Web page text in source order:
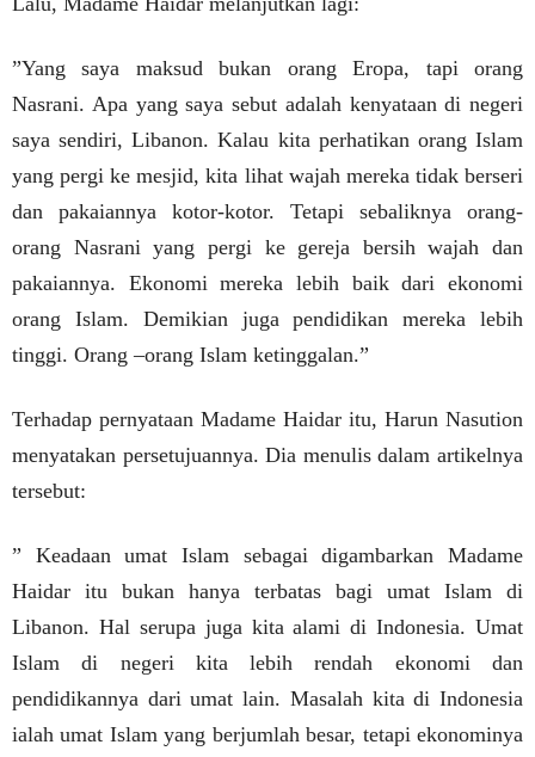
”Yang saya maksud bukan orang Eropa, tapi orang
Nasrani. Apa yang saya sebut adalah kenyataan di negeri
saya sendiri, Libanon. Kalau kita perhatikan orang Islam
yang pergi ke mesjid, kita lihat wajah mereka tidak berseri
dan pakaiannya kotor-kotor. Tetapi sebaliknya orang-
orang Nasrani yang pergi ke gereja bersih wajah dan
pakaiannya. Ekonomi mereka lebih baik dari ekonomi
orang Islam. Demikian juga pendidikan mereka lebih
tinggi. Orang –orang Islam ketinggalan.”
Terhadap pernyataan Madame Haidar itu, Harun Nasution
menyatakan persetujuannya. Dia menulis dalam artikelnya
tersebut:
” Keadaan umat Islam sebagai digambarkan Madame
Haidar itu bukan hanya terbatas bagi umat Islam di
Libanon. Hal serupa juga kita alami di Indonesia. Umat
Islam di negeri kita lebih rendah ekonomi dan
pendidikannya dari umat lain. Masalah kita di Indonesia
ialah umat Islam yang berjumlah besar, tetapi ekonominya